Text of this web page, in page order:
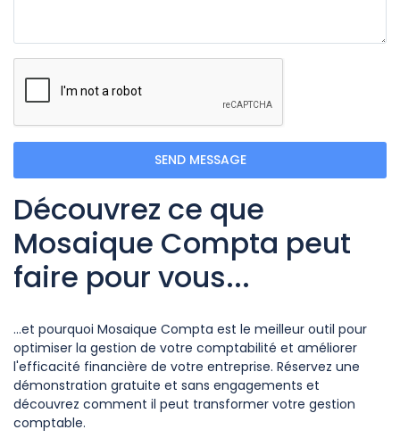
SEND MESSAGE
Découvrez ce que
Mosaique Compta peut
faire pour vous...
...et pourquoi Mosaique Compta est le meilleur outil pour
optimiser la gestion de votre comptabilité et améliorer
l'efficacité financière de votre entreprise. Réservez une
démonstration gratuite et sans engagements et
découvrez comment il peut transformer votre gestion
comptable.